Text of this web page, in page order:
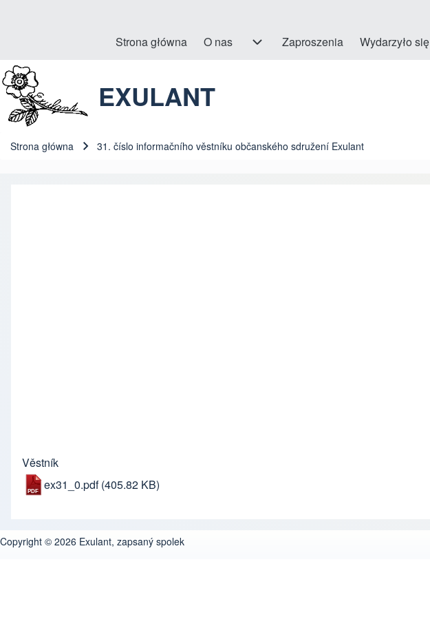
Close search
Hlavní navigace
Strona główna O nas
O nas sub-navigationZaproszenia Wydarzyło się
EXULANT
Strona główna 31. číslo informačního věstníku občanského sdružení Exulant
Věstník
ex31_0.pdf (405.82 KB)
Copyright © 2026 Exulant, zapsaný spolek